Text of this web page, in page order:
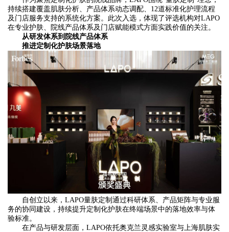
持续搭建覆盖肌肤分析、产品体系动态调配、12道标准化护理流程
及门店服务支持的系统化方案。此次入选，体现了评选机构对LAPO
在专业护肤、院线产品体系及门店赋能模式方面实践价值的关注。
从研发体系到 院线产品体系
推进定制化护肤场景落地
自创立以来，LAPO量肤定制通过科研体系、产品矩阵与专业服
务的协同建设，持续提升定制化护肤在终端场景中的落地效率与体
验标准。
在产品与研发层面，LAPO依托奥克兰灵感实验室与上海肌肤实